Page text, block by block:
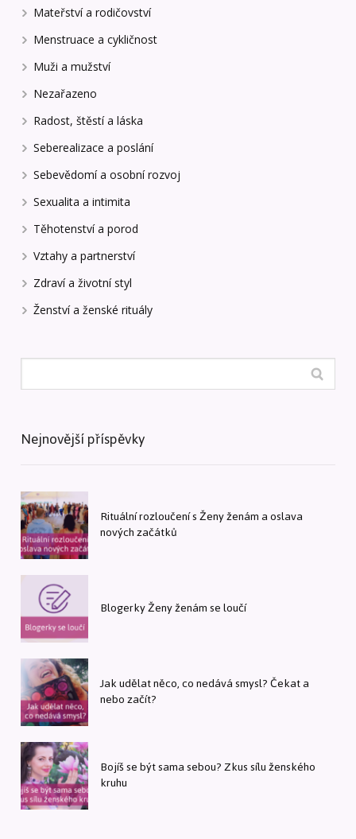
Mateřství a rodičovství
Menstruace a cykličnost
Muži a mužství
Nezařazeno
Radost, štěstí a láska
Seberealizace a poslání
Sebevědomí a osobní rozvoj
Sexualita a intimita
Těhotenství a porod
Vztahy a partnerství
Zdraví a životní styl
Ženství a ženské rituály
Nejnovější příspěvky
Rituální rozloučení s Ženy ženám a oslava
nových začátků
Blogerky Ženy ženám se loučí
Jak udělat něco, co nedává smysl? Čekat a
nebo začít?
Bojíš se být sama sebou? Zkus sílu ženského
kruhu